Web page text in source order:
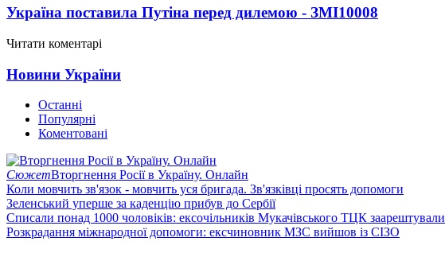
Україна поставила Путіна перед дилемою - ЗМІ10008
Читати коментарі
Новини України
Останні
Популярні
Коментовані
СюжетВторгнення Росії в Україну. Онлайн
Коли мовчить зв'язок - мовчить уся бригада. Зв'язківці просять допомоги
Зеленський уперше за каденцію прибув до Сербії
Списали понад 1000 чоловіків: ексочільників Мукачівського ТЦК заарештували
Розкрадання міжнародної допомоги: ексчиновник МЗС вийшов із СІЗО